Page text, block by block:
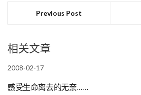
Previous Post
相关文章
2008-02-17
感受生命离去的无奈……